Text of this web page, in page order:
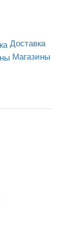
Доставка
Магазины